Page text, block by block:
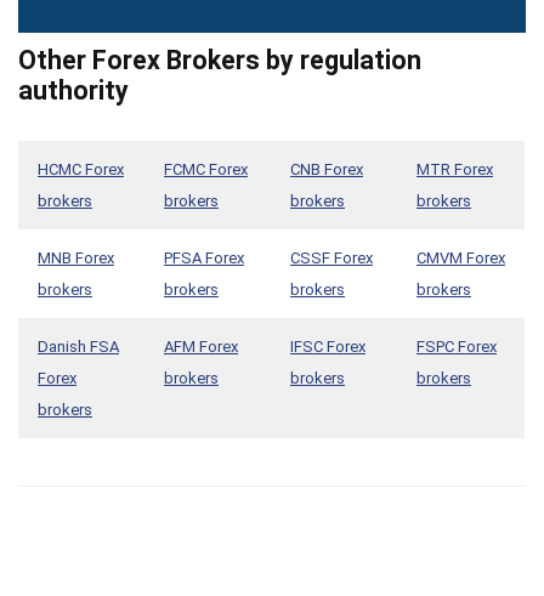
Other Forex Brokers by regulation
authority
HCMC Forex
brokers
FCMC Forex
brokers
CNB Forex
brokers
MTR Forex
brokers
MNB Forex
brokers
PFSA Forex
brokers
CSSF Forex
brokers
CMVM Forex
brokers
Danish FSA
Forex
brokers
AFM Forex
brokers
IFSC Forex
brokers
FSPC Forex
brokers